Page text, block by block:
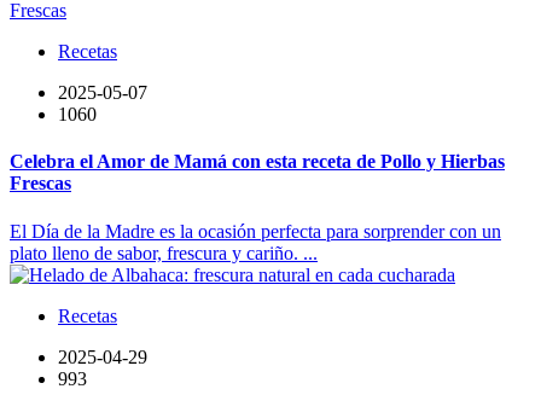
Recetas
2025-05-07
1060
Celebra el Amor de Mamá con esta receta de Pollo y Hierbas
Frescas
El Día de la Madre es la ocasión perfecta para sorprender con un
plato lleno de sabor, frescura y cariño. ...
Recetas
2025-04-29
993